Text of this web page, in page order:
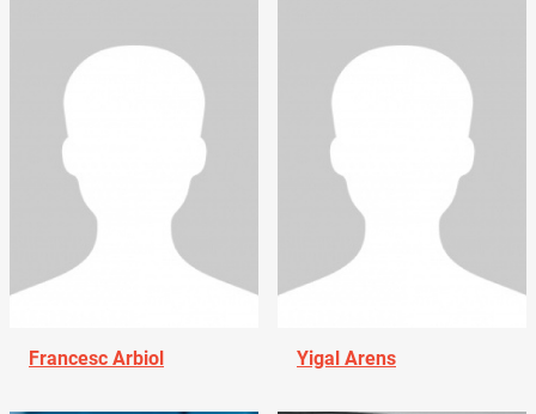
Francesc Arbiol Yigal Arens